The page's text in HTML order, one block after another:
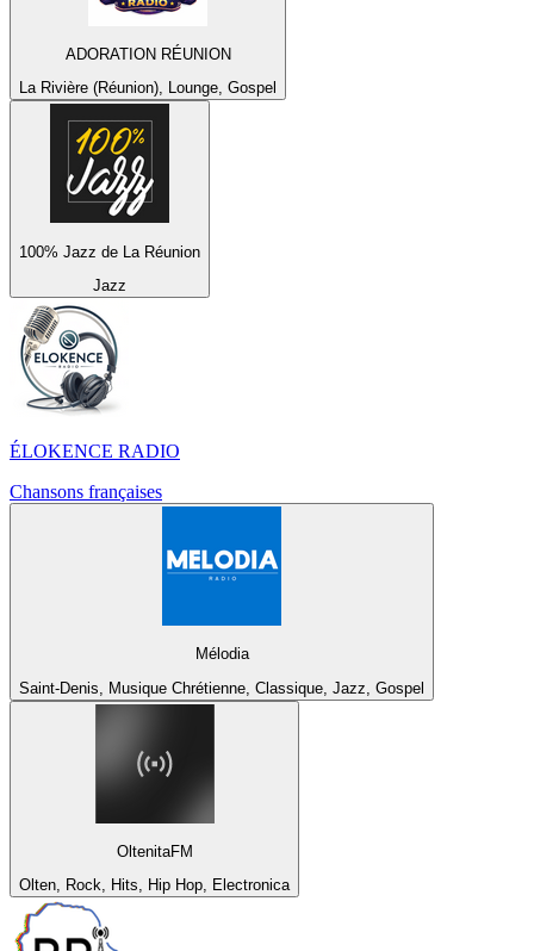
ADORATION RÉUNION
La Rivière (Réunion), Lounge, Gospel
100% Jazz de La Réunion
Jazz
ÉLOKENCE RADIO
Chansons françaises
Mélodia
Saint-Denis, Musique Chrétienne, Classique, Jazz, Gospel
OltenitaFM
Olten, Rock, Hits, Hip Hop, Electronica